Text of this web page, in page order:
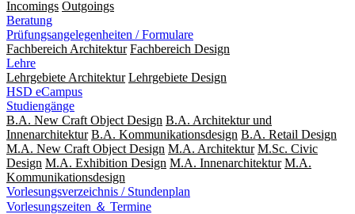
Incomings Outgoings
Beratung
Prüfungsangelegenheiten / Formulare
Fachbereich Architektur Fachbereich Design
Lehre
Lehrgebiete Architektur Lehrgebiete Design
HSD eCampus
Studiengänge
B.A. New Craft Object Design B.A. Architektur und
Innenarchitektur B.A. Kommunikationsdesign B.A. Retail Design
M.A. New Craft Object Design M.A. Architektur M.Sc. Civic
Design M.A. Exhibition Design M.A. Innenarchitektur M.A.
Kommunikationsdesign
Vorlesungsverzeichnis / Stundenplan
Vorlesungszeiten ＆ Termine